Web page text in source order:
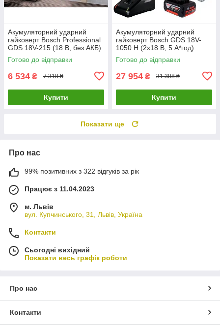
Акумуляторний ударний
гайковерт Bosch Professional
GDS 18V-215 (18 В, без АКБ)
(06019N2020)
Готово до відправки
6 534 ₴ 7 318 ₴
Купити
Акумуляторний ударний
гайковерт Bosch GDS 18V-
1050 H (2х18 В, 5 А*год)
(06019J8522)
Готово до відправки
27 954 ₴ 31 308 ₴
Купити
Показати ще
Про нас
99% позитивних з 322 відгуків за рік
Працює з 11.04.2023
м. Львів
вул. Купчинського, 31, Львів, Україна
Контакти
Сьогодні вихідний
Показати весь графік роботи
Про нас
Контакти